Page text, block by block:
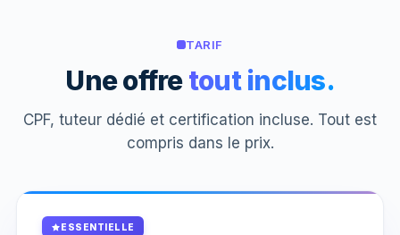
TARIF
Une offretout inclus.
CPF, tuteur dédié et certification incluse. Tout est
compris dans le prix.
ESSENTIELLE